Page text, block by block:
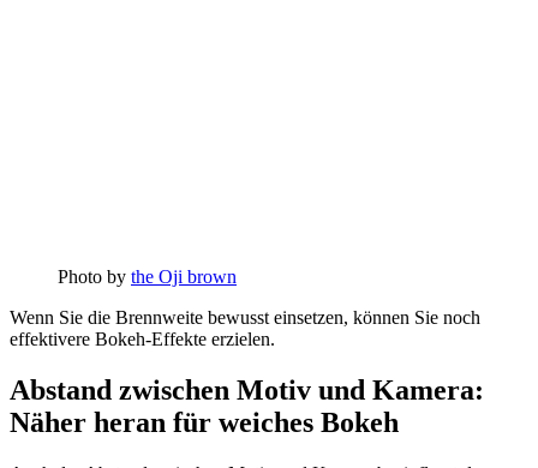
Photo by the Oji brown
Wenn Sie die Brennweite bewusst einsetzen, können Sie noch
effektivere Bokeh-Effekte erzielen.
Abstand zwischen Motiv und Kamera:
Näher heran für weiches Bokeh